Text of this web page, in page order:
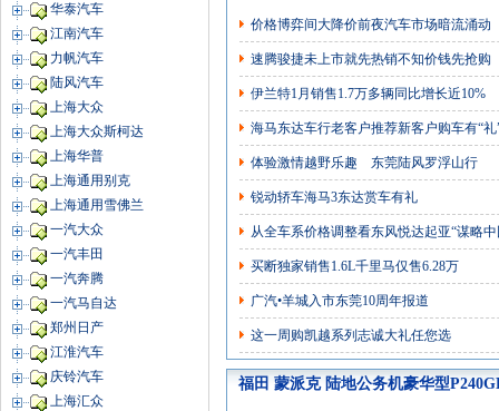
价格博弈间大降价前夜汽车市场暗流涌动
速腾骏捷未上市就先热销不知价钱先抢购
伊兰特1月销售1.7万多辆同比增长近10%
海马东达车行老客户推荐新客户购车有“礼
体验激情越野乐趣 东莞陆风罗浮山行
锐动轿车海马3东达赏车有礼
从全车系价格调整看东风悦达起亚“谋略中
买断独家销售1.6L千里马仅售6.28万
广汽•羊城入市东莞10周年报道
这一周购凯越系列志诚大礼任您选
福田 蒙派克 陆地公务机豪华型
华泰汽车
江南汽车
力帆汽车
陆风汽车
上海大众
上海大众斯柯达
上海华普
上海通用别克
上海通用雪佛兰
一汽大众
一汽丰田
一汽奔腾
一汽马自达
郑州日产
江淮汽车
庆铃汽车
上海汇众